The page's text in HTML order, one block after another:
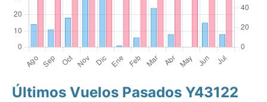
Últimos Vuelos Pasados Y43122